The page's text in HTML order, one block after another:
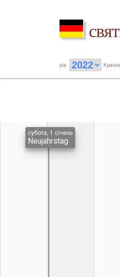
рік Країна
субота, 1 січень
Neujahrstag